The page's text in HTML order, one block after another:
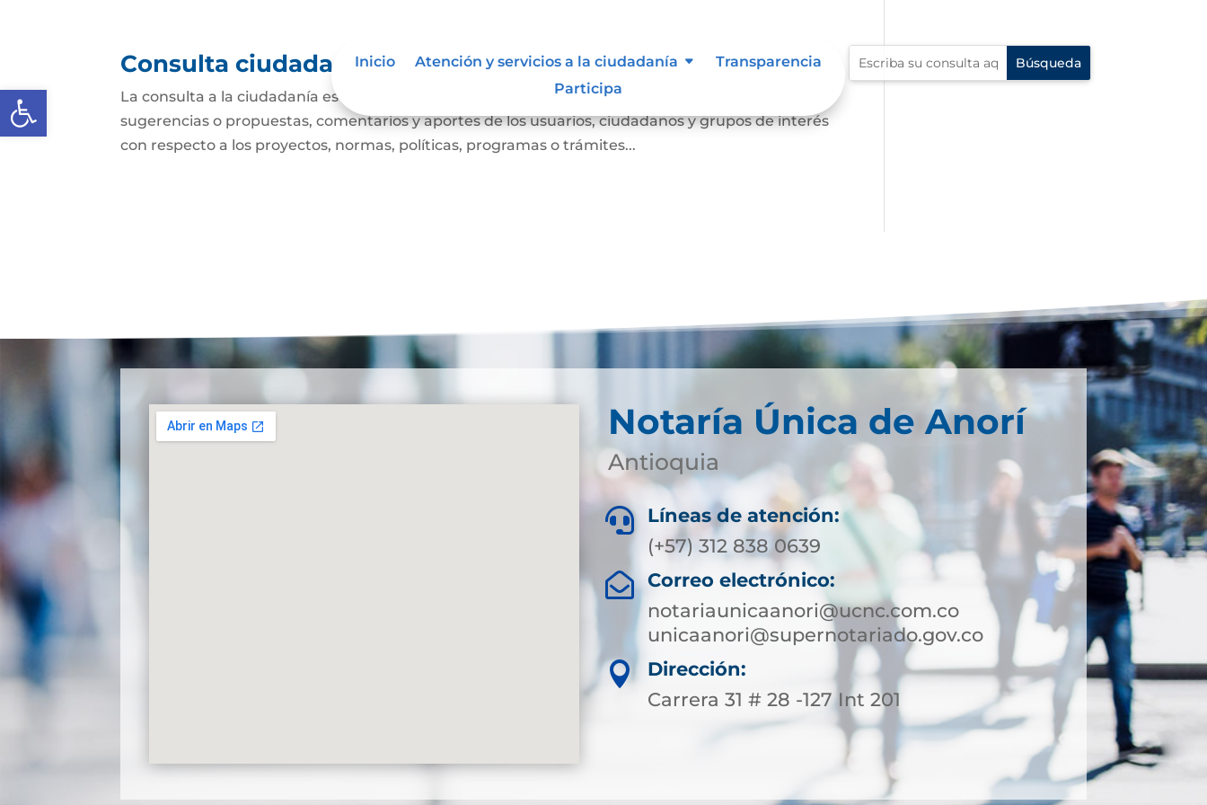
Abrir barra de herramientas
Inicio Atención y servicios a la ciudadanía
Transparencia
Participa
Consulta ciudadana
La consulta a la ciudadanía es un mecanismo de participación que busca conocer las opiniones,
sugerencias o propuestas, comentarios y aportes de los usuarios, ciudadanos y grupos de interés
con respecto a los proyectos, normas, políticas, programas o trámites...
Notaría Única de Anorí
Antioquia

Líneas de atención:
(+57) 312 838 0639
 Correo electrónico:
notariaunicaanori@ucnc.com.co
unicaanori@supernotariado.gov.co

Dirección:
Carrera 31 # 28 -127 Int 201